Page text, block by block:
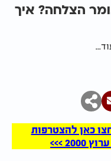
הצלחה? איך
כאן להצטרפות
>>>